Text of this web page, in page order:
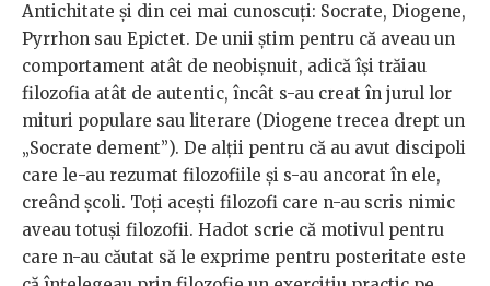
Antichitate și din cei mai cunoscuți: Socrate, Diogene,
Pyrrhon sau Epictet. De unii știm pentru că aveau un
comportament atât de neobișnuit, adică își trăiau
filozofia atât de autentic, încât s-au creat în jurul lor
mituri populare sau literare (Diogene trecea drept un
„Socrate dement”). De alții pentru că au avut discipoli
care le-au rezumat filozofiile și s-au ancorat în ele,
creând școli. Toți acești filozofi care n-au scris nimic
aveau totuși filozofii. Hadot scrie că motivul pentru
care n-au căutat să le exprime pentru posteritate este